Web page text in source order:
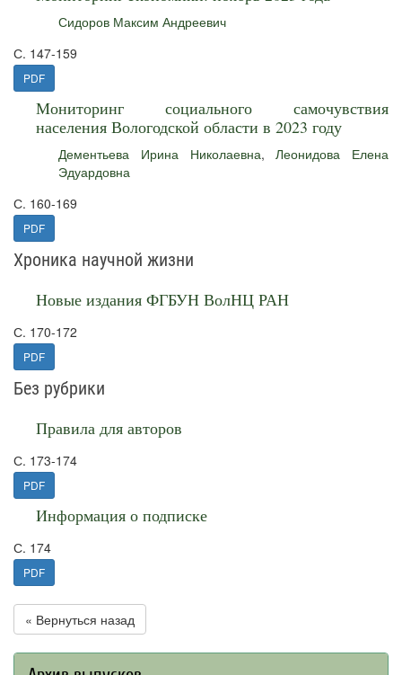
Сидоров Максим Андреевич
С. 147-159
PDF
Мониторинг социального самочувствия
населения Вологодской области в 2023 году
Дементьева Ирина Николаевна,Леонидова Елена
Эдуардовна
С. 160-169
PDF
Хроника научной жизни
Новые издания ФГБУН ВолНЦ РАН
С. 170-172
PDF
Без рубрики
Правила для авторов
С. 173-174
PDF
Информация о подписке
С. 174
PDF
« Вернуться назад